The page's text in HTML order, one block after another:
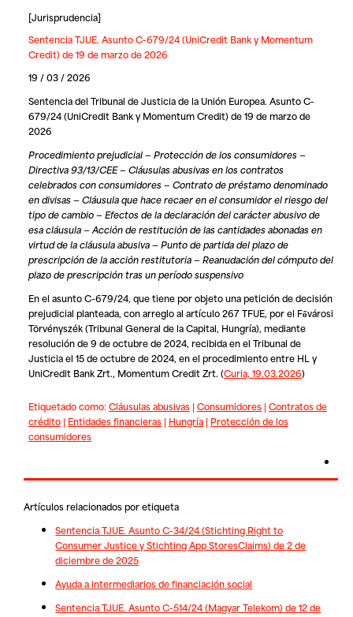
[Jurisprudencia]
Sentencia TJUE. Asunto C-679/24 (UniCredit Bank y Momentum
Credit) de 19 de marzo de 2026
19 / 03 / 2026
Sentencia del Tribunal de Justicia de la Unión Europea. Asunto C-
679/24 (UniCredit Bank y Momentum Credit) de 19 de marzo de
2026
Procedimiento prejudicial — Protección de los consumidores —
Directiva 93/13/CEE — Cláusulas abusivas en los contratos
celebrados con consumidores — Contrato de préstamo denominado
en divisas — Cláusula que hace recaer en el consumidor el riesgo del
tipo de cambio — Efectos de la declaración del carácter abusivo de
esa cláusula — Acción de restitución de las cantidades abonadas en
virtud de la cláusula abusiva — Punto de partida del plazo de
prescripción de la acción restitutoria — Reanudación del cómputo del
plazo de prescripción tras un período suspensivo
En el asunto C-679/24, que tiene por objeto una petición de decisión
prejudicial planteada, con arreglo al artículo 267 TFUE, por el Fővárosi
Törvényszék (Tribunal General de la Capital, Hungría), mediante
resolución de 9 de octubre de 2024, recibida en el Tribunal de
Justicia el 15 de octubre de 2024, en el procedimiento entre HLy
UniCredit Bank Zrt., Momentum Credit Zrt. (Curia, 19.03.2026)
Etiquetado como:Cláusulas abusivas| Consumidores| Contratos de
crédito| Entidades financieras| Hungría| Protección de los
consumidores
Artículos relacionados por etiqueta
Sentencia TJUE. Asunto C-34/24 (Stichting Right to
Consumer Justice y Stichting App StoresClaims) de 2 de
diciembre de 2025
Ayuda a intermediarios de financiación social
Sentencia TJUE. Asunto C-514/24 (Magyar Telekom) de 12 de